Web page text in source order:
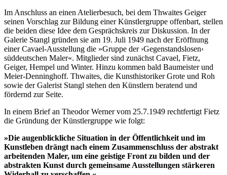
Im Anschluss an einen Atelierbesuch, bei dem Thwaites Geiger
seinen Vorschlag zur Bildung einer Künstlergruppe offenbart, stellen
die beiden diese Idee dem Gesprächskreis zur Diskussion. In der
Galerie Stangl gründen sie am 19. Juli 1949 nach der Eröffnung
einer Cavael-Ausstellung die »Gruppe der ›Gegenstandslosen‹
süddeutschen Maler«. Mitglieder sind zunächst Cavael, Fietz,
Geiger, Hempel und Winter. Hinzu kommen bald Baumeister und
Meier-Denninghoff. Thwaites, die Kunsthistoriker Grote und Roh
sowie der Galerist Stangl stehen den Künstlern beratend und
fördernd zur Seite.
In einem Brief an Theodor Werner vom 25.7.1949 rechtfertigt Fietz
die Gründung der Künstlergruppe wie folgt:
»Die augenblickliche Situation in der Öffentlichkeit und im
Kunstleben drängt nach einem Zusammenschluss der abstrakt
arbeitenden Maler, um eine geistige Front zu bilden und der
abstrakten Kunst durch gemeinsame Ausstellungen stärkeren